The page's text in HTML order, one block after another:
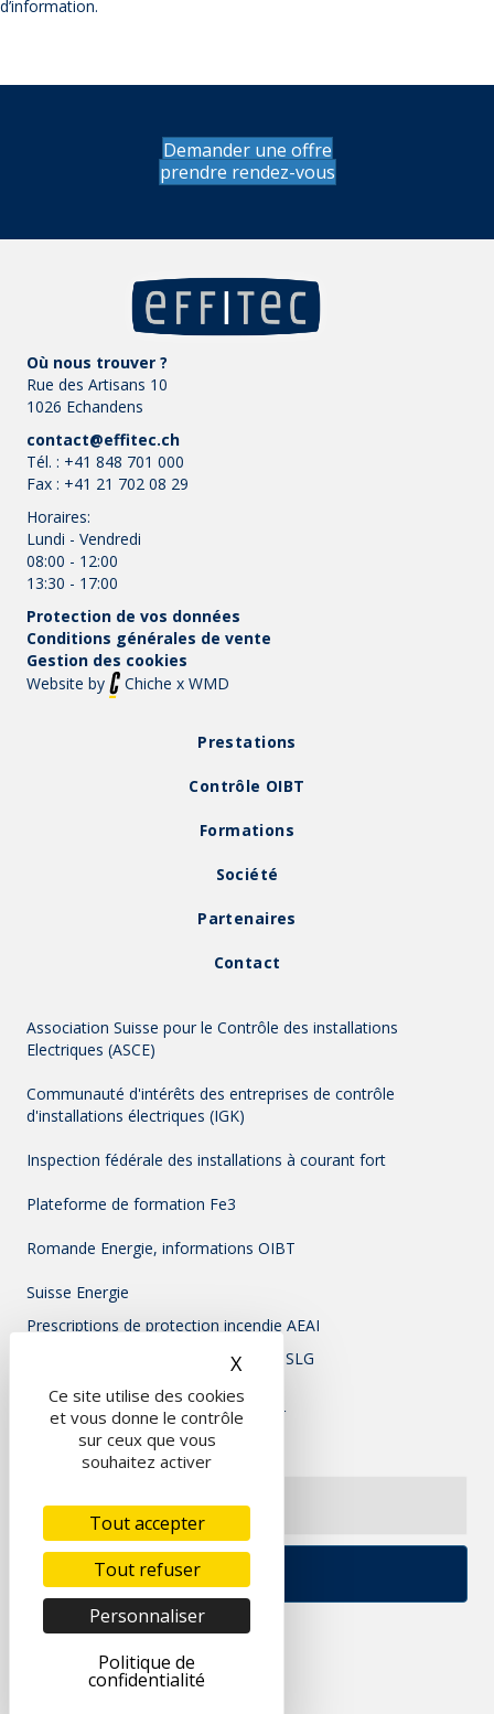
Ce site utilise des cookies
et vous donne le contrôle
sur ceux que vous
souhaitez activer
Tout accepter
Tout refuser
Personnaliser
Politique de
confidentialité
X Masquer le bandeau des
d’information.
Demander une offre
prendre rendez-vous
Où nous trouver ?
Rue des Artisans 10
1026 Echandens
contact@effitec.ch
Tél. : +41 848 701 000
Fax : +41 21 702 08 29
Horaires:
Lundi - Vendredi
08:00 - 12:00
13:30 - 17:00
Protection de vos données
Conditions générales de vente
Gestion des cookies
Website by
Chiche x WMD
Prestations
Contrôle OIBT
Formations
Société
Partenaires
Contact
Association Suisse pour le Contrôle des installations
Electriques (ASCE)
Communauté d'intérêts des entreprises de contrôle
d'installations électriques (IGK)
Inspection fédérale des installations à courant fort
Plateforme de formation Fe3
Romande Energie, informations OIBT
Suisse Energie
Prescriptions de protection incendie AEAI
Association Suisse pour l'éclairage - SLG
Inscrivez-vous à notre newsletter